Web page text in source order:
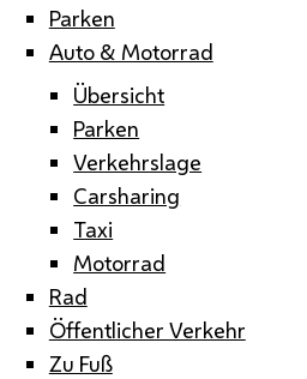
Parken
Auto & Motorrad
Übersicht
Parken
Verkehrslage
Carsharing
Taxi
Motorrad
Rad
Öffentlicher Verkehr
Zu Fuß